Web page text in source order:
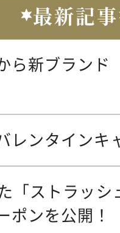
最新記事
ら新ブランド
レンタイン
「ストラッ
ポンを公開！